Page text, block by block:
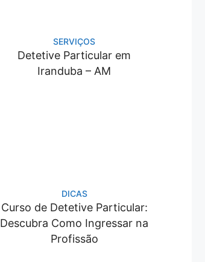
SERVIÇOS
Detetive Particular em
Iranduba – AM
DICAS
Curso de Detetive Particular:
Descubra Como Ingressar na
Profissão